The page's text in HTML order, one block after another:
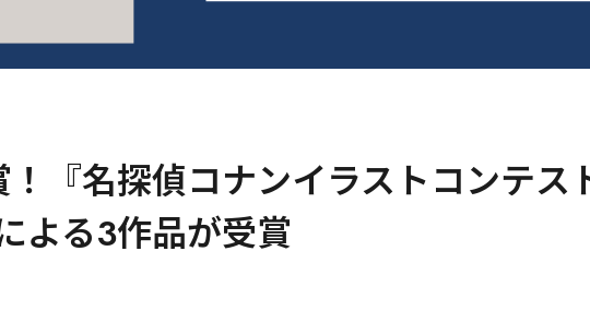
『名探偵コナンイラストコンテス
よる3作品が受賞